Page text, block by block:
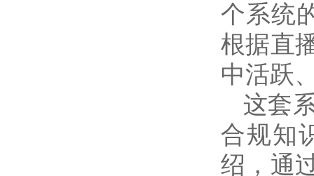
个系统
根据直
中活跃
这套
合规知
绍，通